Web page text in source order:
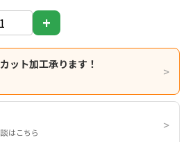
ット加工承ります！
はこちら